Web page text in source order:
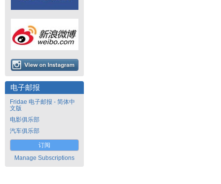
电子邮报
Fridae 电子邮报 - 简体中
文版
电影俱乐部
汽车俱乐部
订阅
Manage Subscriptions